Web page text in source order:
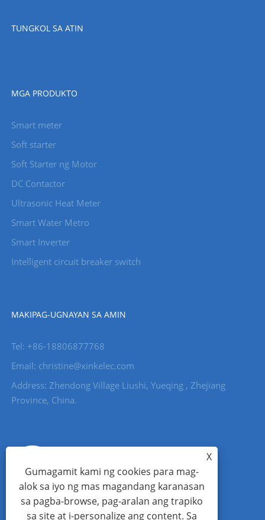
TUNGKOL SA ATIN
MGA PRODUKTO
Smart meter
Soft starter
Soft Starter ng Motor
DC Contactor
Ultrasonic Heat Meter
Smart Water Metro
Smart Inverter
Intelligent circuit breaker switch
MAKIPAG-UGNAYAN SA AMIN
Tel: +86-18806877768
Email: christine@xinkelec.com
Address: Zhendong Village Liushi, Yueqing , Zhejiang
Province, China.
X
Gumagamit kami ng cookies para mag-
alok sa iyo ng mas magandang karanasan
sa pagba-browse, pag-aralan ang trapiko
sa site at i-personalize ang content. Sa